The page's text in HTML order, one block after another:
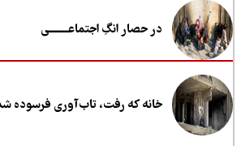
در حصار انگِ اجتماعــــــــی
خانه که رفت، تاب‌آوری فرسوده شد